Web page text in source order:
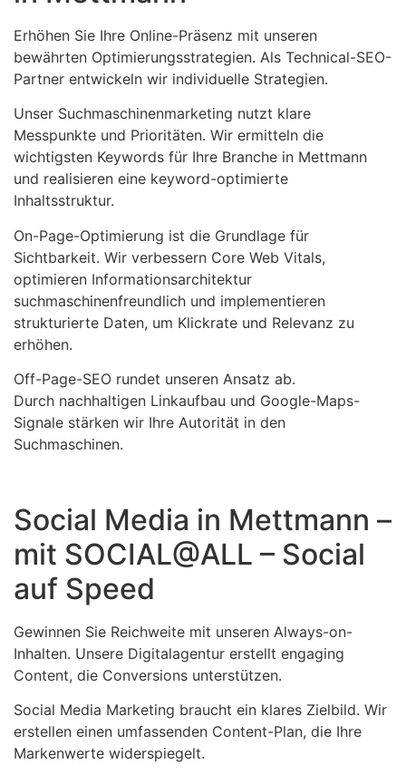
Erhöhen Sie Ihre Online-Präsenz mit unseren
bewährten Optimierungsstrategien. Als Technical-SEO-
Partner entwickeln wir individuelle Strategien.
Unser Suchmaschinenmarketing nutzt klare
Messpunkte und Prioritäten. Wir ermitteln die
wichtigsten Keywords für Ihre Branche in Mettmann
und realisieren eine keyword-optimierte
Inhaltsstruktur.
On-Page-Optimierung ist die Grundlage für
Sichtbarkeit. Wir verbessern Core Web Vitals,
optimieren Informationsarchitektur
suchmaschinenfreundlich und implementieren
strukturierte Daten, um Klickrate und Relevanz zu
erhöhen.
Off-Page-SEO rundet unseren Ansatz ab.
Durch nachhaltigen Linkaufbau und Google-Maps-
Signale stärken wir Ihre Autorität in den
Suchmaschinen.
Social Media in Mettmann –
mit SOCIAL@ALL – Social
auf Speed
Gewinnen Sie Reichweite mit unseren Always-on-
Inhalten. Unsere Digitalagentur erstellt engaging
Content, die Conversions unterstützen.
Social Media Marketing braucht ein klares Zielbild. Wir
erstellen einen umfassenden Content-Plan, die Ihre
Markenwerte widerspiegelt.